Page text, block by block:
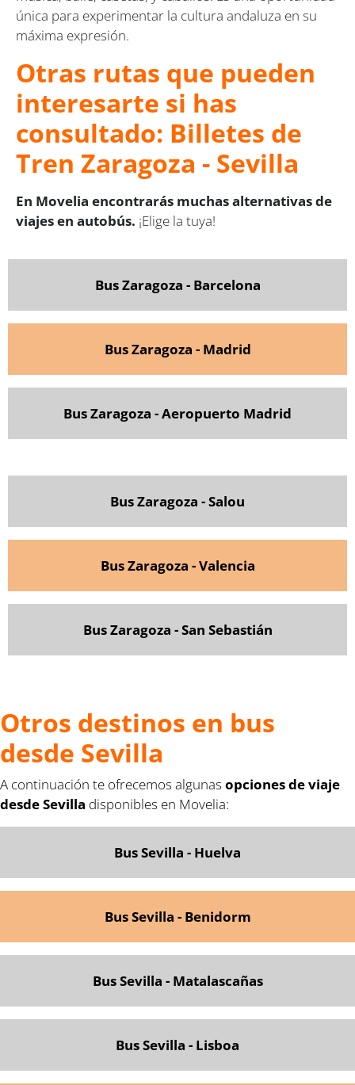
única para experimentar la cultura andaluza en su
máxima expresión.
Otras rutas que pueden
interesarte si has
consultado: Billetes de
Tren Zaragoza - Sevilla
En Movelia encontrarás muchas alternativas de
viajes en autobús. ¡Elige la tuya!
Bus Zaragoza - Barcelona
Bus Zaragoza - Madrid
Bus Zaragoza - Aeropuerto Madrid
Bus Zaragoza - Salou
Bus Zaragoza - Valencia
Bus Zaragoza - San Sebastián
Otros destinos en bus
desde Sevilla
A continuación te ofrecemos algunasopciones de viaje
desde Sevilla disponibles en Movelia:
Bus Sevilla - Huelva
Bus Sevilla - Benidorm
Bus Sevilla - Matalascañas
Bus Sevilla - Lisboa